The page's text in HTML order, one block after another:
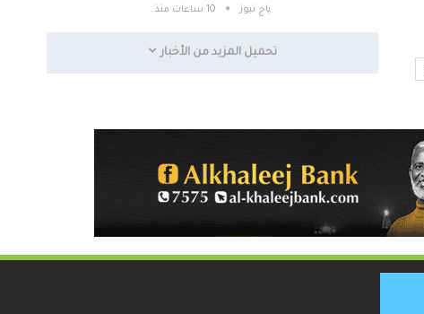
باج نيوز 10 ساعات منذ
تحميل المزيد من الأخبار